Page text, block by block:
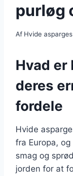
purløg
Af Hvide asparges
Hvad er
deres
fordele
Hvide
fra Europa,
smag og
jorden for at